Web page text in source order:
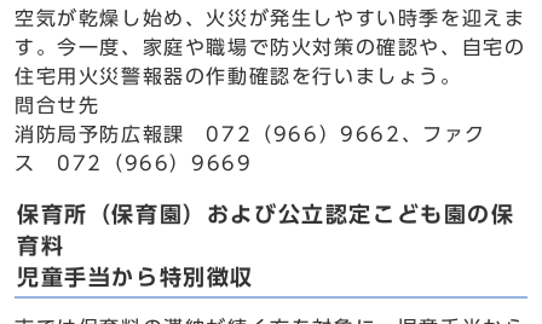
空気が乾燥し始め、火災が発生しやすい時季を迎えま
す。今一度、家庭や職場で防火対策の確認や、自宅の
住宅用火災警報器の作動確認を行いましょう。
問合せ先
消防局予防広報課 072（966）9662、ファク
ス 072（966）9669
保育所（保育園）および公立認定こども園の保
育料
児童手当から特別徴収